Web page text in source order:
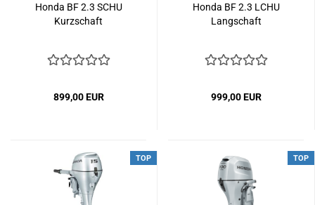
Honda BF 2.3 SCHU
Kurzschaft
899,00 EUR
Honda BF 2.3 LCHU
Langschaft
999,00 EUR
TOP TOP